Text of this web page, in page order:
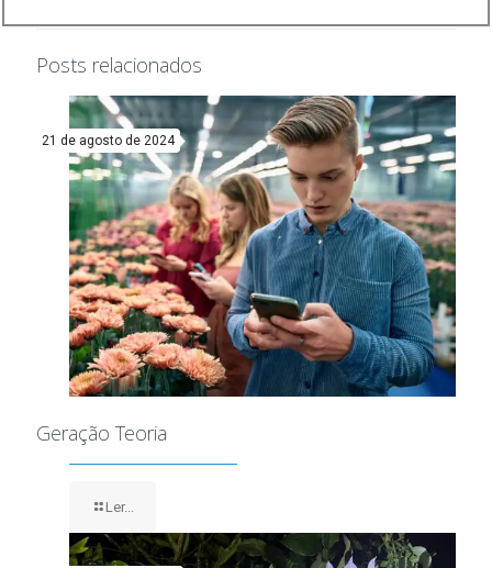
Posts relacionados
21 de agosto de 2024
Geração Teoria
Ler...